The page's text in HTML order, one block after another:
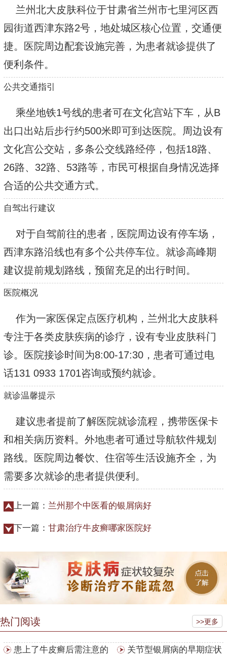
兰州北大皮肤科位于甘肃省兰州市七里河区西
园街道西津东路2号，地处城区核心位置，交通便
捷。医院周边配套设施完善，为患者就诊提供了
便利条件。
公共交通指引
乘坐地铁1号线的患者可在文化宫站下车，从B
出口出站后步行约500米即可到达医院。周边设有
文化宫公交站，多条公交线路经停，包括18路、
26路、32路、53路等，市民可根据自身情况选择
合适的公共交通方式。
自驾出行建议
对于自驾前往的患者，医院周边设有停车场，
西津东路沿线也有多个公共停车位。就诊高峰期
建议提前规划路线，预留充足的出行时间。
医院概况
作为一家医保定点医疗机构，兰州北大皮肤科
专注于各类皮肤疾病的诊疗，设有专业皮肤科门
诊。医院接诊时间为8:00-17:30，患者可通过电
话131 0933 1701咨询或预约就诊。
就诊温馨提示
建议患者提前了解医院就诊流程，携带医保卡
和相关病历资料。外地患者可通过导航软件规划
路线。医院周边餐饮、住宿等生活设施齐全，为
需要多次就诊的患者提供便利。
上一篇： 兰州那个中医看的银屑病好
下一篇： 甘肃治疗牛皮癣哪家医院好
热门阅读 >>更多
患上了牛皮癣后需注意的
关节型银屑病的早期症状